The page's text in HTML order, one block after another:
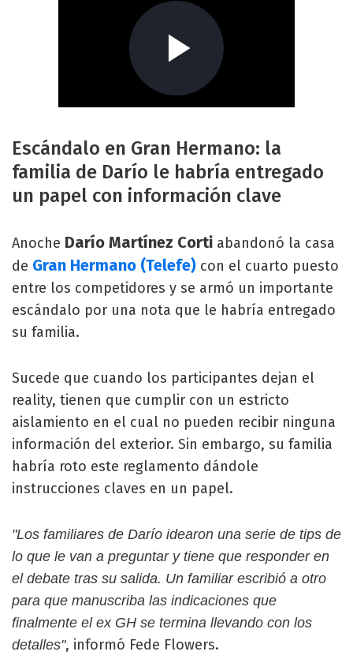
Escándalo en Gran Hermano: la
familia de Darío le habría entregado
un papel con información clave
Anoche Darío Martínez Corti abandonó la casa
de Gran Hermano (Telefe) con el cuarto puesto
entre los competidores y se armó un importante
escándalo por una nota que le habría entregado
su familia.
Sucede que cuando los participantes dejan el
reality, tienen que cumplir con un estricto
aislamiento en el cual no pueden recibir ninguna
información del exterior. Sin embargo, su familia
habría roto este reglamento dándole
instrucciones claves en un papel.
"Los familiares de Darío idearon una serie de tips de
lo que le van a preguntar y tiene que responder en
el debate tras su salida. Un familiar escribió a otro
para que manuscriba las indicaciones que
finalmente el ex GH se termina llevando con los
detalles", informó Fede Flowers.